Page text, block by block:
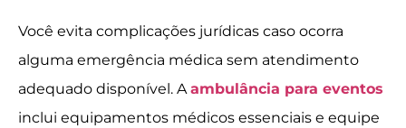
Você evita complicações jurídicas caso ocorra
alguma emergência médica sem atendimento
adequado disponível. Aambulância para eventos
inclui equipamentos médicos essenciais e equipe